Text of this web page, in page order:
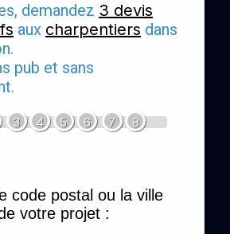
demandez 3 devis
aux charpentiers dans
pub et sans
3 4 5 6 7 8
code postal ou la ville
votre projet :